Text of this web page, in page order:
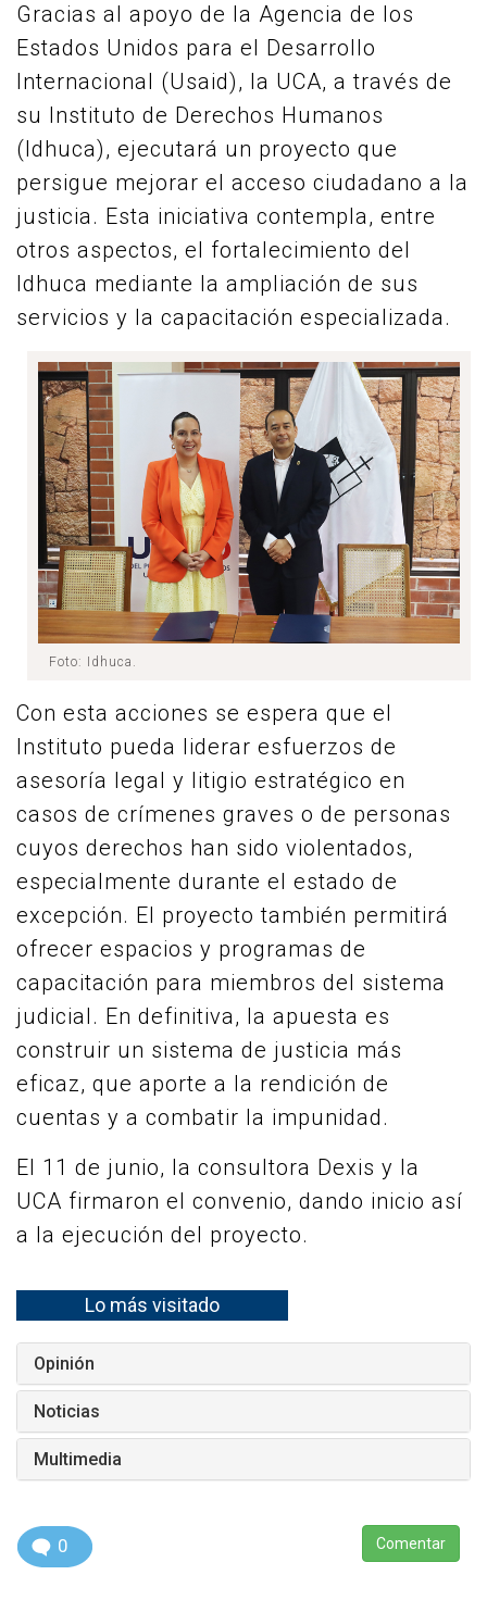
Gracias al apoyo de la Agencia de los
Estados Unidos para el Desarrollo
Internacional (Usaid), la UCA, a través de
su Instituto de Derechos Humanos
(Idhuca), ejecutará un proyecto que
persigue mejorar el acceso ciudadano a la
justicia. Esta iniciativa contempla, entre
otros aspectos, el fortalecimiento del
Idhuca mediante la ampliación de sus
servicios y la capacitación especializada.
Foto: Idhuca.
Con esta acciones se espera que el
Instituto pueda liderar esfuerzos de
asesoría legal y litigio estratégico en
casos de crímenes graves o de personas
cuyos derechos han sido violentados,
especialmente durante el estado de
excepción. El proyecto también permitirá
ofrecer espacios y programas de
capacitación para miembros del sistema
judicial. En definitiva, la apuesta es
construir un sistema de justicia más
eficaz, que aporte a la rendición de
cuentas y a combatir la impunidad.
El 11 de junio, la consultora Dexis y la
UCA firmaron el convenio, dando inicio así
a la ejecución del proyecto.
Lo más visitado
Opinión
Noticias
Multimedia
0 Comentar